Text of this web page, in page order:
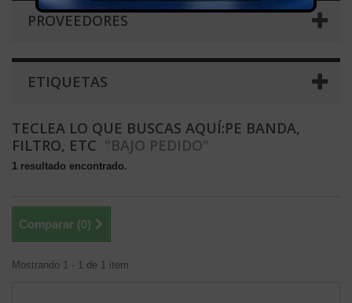
PROVEEDORES
ETIQUETAS
TECLEA LO QUE BUSCAS AQUÍ:PE BANDA,
FILTRO, ETC "BAJO PEDIDO"
1 resultado encontrado.
Comparar (0)
Mostrando 1 - 1 de 1 item